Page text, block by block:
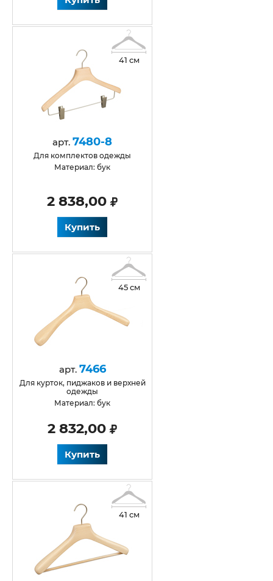
41 см
арт. 7480-8
Для комплектов одежды
Материал: бук
2 838,00
Купить
45 см
арт. 7466
для курток, пиджаков и верхней
одежды
Материал: бук
2 832,00
Купить
41 см